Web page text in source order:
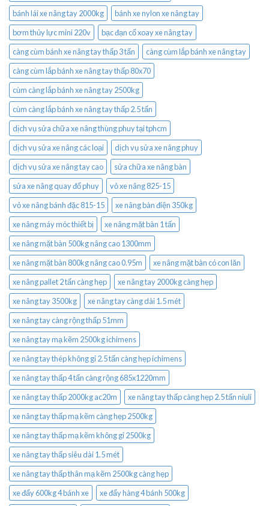
bánh lái xe nâng tay 2000kg
bánh xe nylon xe nâng tay
bơm thủy lực mini 220v
bạc đạn cổ xoay xe nâng tay
càng cùm bánh xe nâng tay thấp 3 tấn
càng cùm lắp bánh xe nâng tay
càng cùm lắp bánh xe nâng tay thấp 80x70
cùm càng lắp bánh xe nâng tay 2500kg
cùm càng lắp bánh xe nâng tay thấp 2.5 tấn
dịch vụ sửa chữa xe nâng thùng phuy tại tphcm
dịch vụ sửa xe nâng các loại
dịch vụ sửa xe nâng phuy
dịch vụ sửa xe nâng tay cao
sửa chữa xe nâng bàn
sửa xe nâng quay đổ phuy
vỏ xe nâng 825-15
vỏ xe nâng bánh đặc 815-15
xe nâng bàn điện 350kg
xe nâng máy móc thiết bị
xe nâng mặt bàn 1 tấn
xe nâng mặt bàn 500kg nâng cao 1300mm
xe nâng mặt bàn 800kg nâng cao 0.95m
xe nâng mặt bàn có con lăn
xe nâng pallet 2 tấn càng hẹp
xe nâng tay 2000kg càng hẹp
xe nâng tay 3500kg
xe nâng tay càng dài 1.5 mét
xe nâng tay càng rộng thấp 51mm
xe nâng tay mạ kẽm 2500kg ichimens
xe nâng tay thép không gỉ 2.5 tấn càng hẹp ichimens
xe nâng tay thấp 4 tấn càng rộng 685x1220mm
xe nâng tay thấp 2000kg ac20m
xe nâng tay thấp càng hẹp 2.5 tấn niuli
xe nâng tay thấp mạ kẽm càng hẹp 2500kg
xe nâng tay thấp mạ kẽm không gỉ 2500kg
xe nâng tay thấp siêu dài 1.5 mét
xe nâng tay thấp thân mạ kẽm 2500kg càng hẹp
xe đẩy 600kg 4 bánh xe
xe đẩy hàng 4 bánh 500kg